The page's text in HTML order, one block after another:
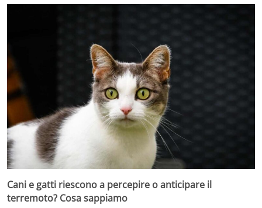
Cani e gatti riescono a percepire o anticipare il
terremoto? Cosa sappiamo